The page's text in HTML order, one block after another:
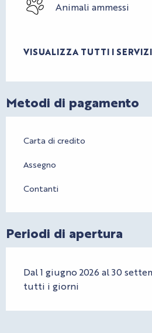
Animali ammessi
VISUALIZZA TUTTI I SERVIZI
Metodi di pagamento
Carta di credito
Assegno
Contanti
Periodi di apertura
Dal 1 giugno 2026 al 30
tutti i giorni